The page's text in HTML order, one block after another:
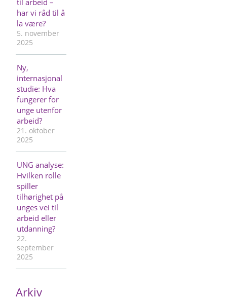
har vi råd til å
la være?
5. november
2025
Ny,
internasjonal
studie: Hva
fungerer for
unge utenfor
arbeid?
21. oktober
2025
UNG analyse:
Hvilken rolle
spiller
tilhørighet på
unges vei til
arbeid eller
utdanning?
22.
september
2025
Arkiv